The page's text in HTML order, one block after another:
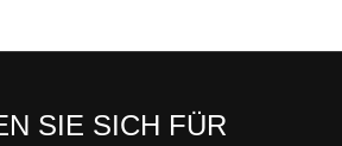
SIE SICH FÜR